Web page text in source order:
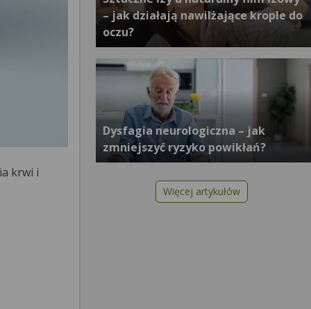
krwi i
– jak działają nawilżające krople do
oczu?
Dysfagia neurologiczna – jak
zmniejszyć ryzyko powikłań?
Więcej artykułów